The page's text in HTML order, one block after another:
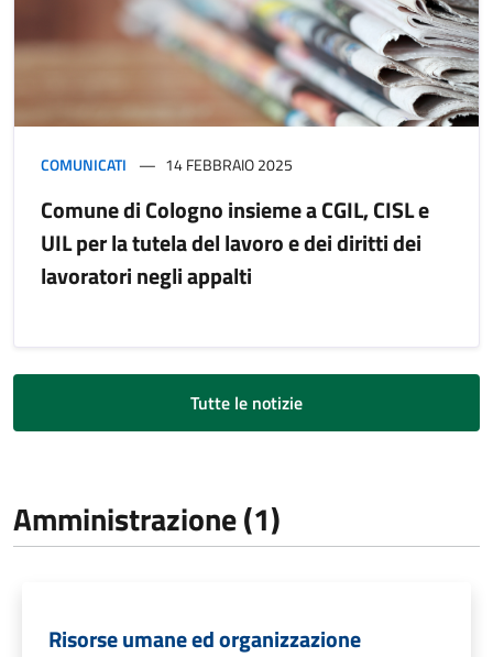
COMUNICATI 14 FEBBRAIO 2025
Comune di Cologno insieme a CGIL, CISL e
UIL per la tutela del lavoro e dei diritti dei
lavoratori negli appalti
Tutte le notizie
Amministrazione (1)
Risorse umane ed organizzazione